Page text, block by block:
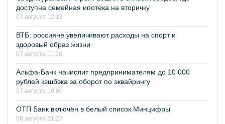
доступна семейная ипотека на вторичку
07 августа 12:13
ВТБ: россияне увеличивают расходы на спорт и
здоровый образ жизни
07 августа 11:50
Альфа-Банк начислит предпринимателям до 10 000
рублей кэшбэка за оборот по эквайрингу
07 августа 10:00
ОТП Банк включён в белый список Минцифры
06 августа 21:27